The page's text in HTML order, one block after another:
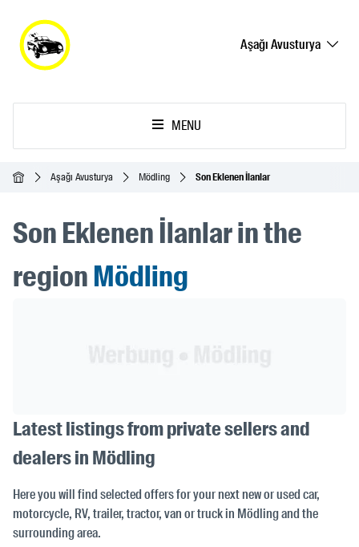
Aşağı Avusturya
MENU
Ana SayfaAşağı Avusturya Mödling Son Eklenen İlanlar
Son Eklenen İlanlar in the
regionMödling
Latest listings from private sellers and
dealers in Mödling
Here you will find selected offers for your next new or used car,
motorcycle, RV, trailer, tractor, van or truck in Mödling and the
surrounding area.